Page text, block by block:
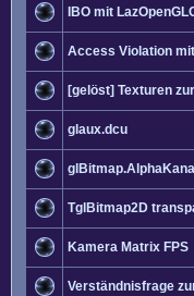
IBO mit
Access Violation
[gelöst] Texturen
glaux.dcu
TglBitmap2D
Kamera Matrix FPS
Verständnisfrage